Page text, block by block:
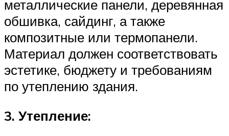
металлические панели, деревянная
обшивка, сайдинг, а также
композитные или термопанели.
Материал должен соответствовать
эстетике, бюджету и требованиям
по утеплению здания.
3. Утепление: